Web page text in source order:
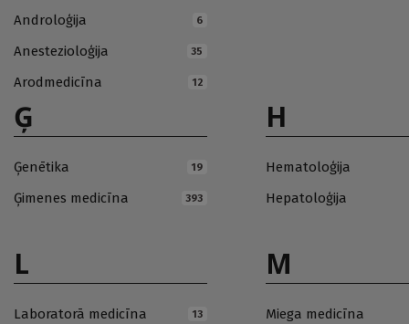
Androloģija 6
Anestezioloģija 35
Arodmedicīna 12
Ģ
Ģenētika 19
Ģimenes medicīna 393
H
Hematoloģija
Hepatoloģija
L
Laboratorā medicīna 13
M
Miega medicīna